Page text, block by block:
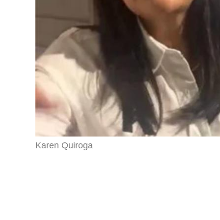
Karen Quiroga